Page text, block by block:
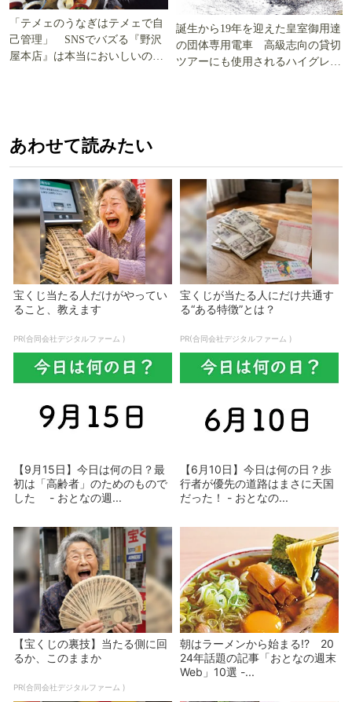
「テメェのうなぎはテメェで自
己管理」 SNSでバズる『野沢
屋本店』は本当においしいの
誕生から19年を迎えた皇室御用達
の団体専用電車 高級志向の貸切
ツアーにも使用されるハイグレー
あわせて読みたい
宝くじ当たる人だけがやってい
ること、教えます
PR(合同会社デジタルファーム )
宝くじが当たる人にだけ共通す
る“ある特徴”とは？
PR(合同会社デジタルファーム )
【9月15日】今日は何の日？最
初は「高齢者」のためのもので
した - おとなの週...
【6月10日】今日は何の日？歩
行者が優先の道路はまさに天国
だった！ - おとなの...
【宝くじの裏技】当たる側に回
るか、このままか
PR(合同会社デジタルファーム )
朝はラーメンから始まる!? 20
24年話題の記事「おとなの週末
Web」10選 -...